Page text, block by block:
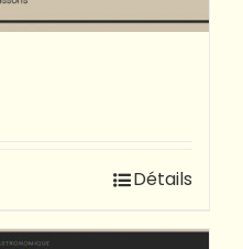
Détails